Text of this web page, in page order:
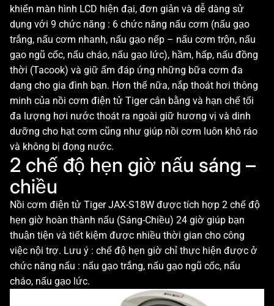
khiển màn hình LCD hiện đại, đơn giản và dễ dàng sử
dụng với 9 chức năng : 6 chức năng nấu cơm (nấu gạo
trắng, nấu cơm nhanh, nấu gạo nếp – nấu cơm trộn, nấu
gạo ngũ cốc, nấu cháo, nấu gạo lức), hầm, hấp, nấu đồng
thời (Tacook) và giữ ấm đáp ứng những bữa cơm đa
dạng cho gia đình bạn. Hơn thế nữa, nắp thoát hơi thông
minh của nồi cơm điện tử Tiger cân bằng và hạn chế tối
đa lượng hơi nước thoát ra ngoài giữ hương vị và dinh
dưỡng cho hạt cơm cũng như giúp nồi cơm luôn khô ráo
và không bị đọng nước.
2 chế độ hẹn giờ nấu sáng –
chiều
Nồi cơm điện tử Tiger JAX-S18W được tích hợp 2 chế độ
hẹn giờ hoàn thành nấu (Sáng-Chiều) 24 giờ giúp bạn
thuận tiện và tiết kiệm được nhiều thời gian cho công
việc nội trợ. Lưu ý : chế độ hẹn giờ chỉ thực hiện được ở
chức năng nấu : nấu gạo trắng, nấu gạo ngũ cốc, nấu
cháo, nấu gạo lức.